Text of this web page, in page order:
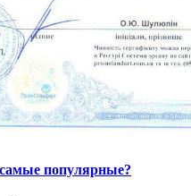
популярные?